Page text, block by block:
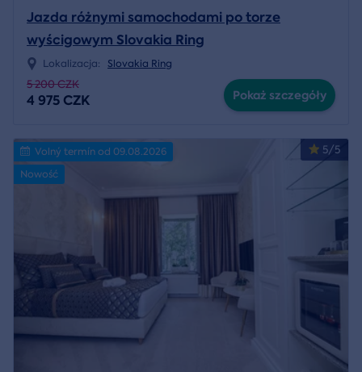
Jazda różnymi samochodami po torze
wyścigowym Slovakia Ring
Lokalizacja: Slovakia Ring
5 200 CZK
4 975 CZK Pokaż szczegóły
5/5
Volný termín od 09.08.2026
Nowość